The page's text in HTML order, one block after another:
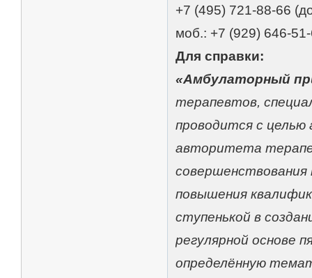
+7 (495) 721-88-66
моб.: +7 (929) 646-
Для справки:
«Амбулаторный
терапевтов,
проводится с
авторитета
совершенствования
повышения
ступенькой в
регулярной основе
определённую